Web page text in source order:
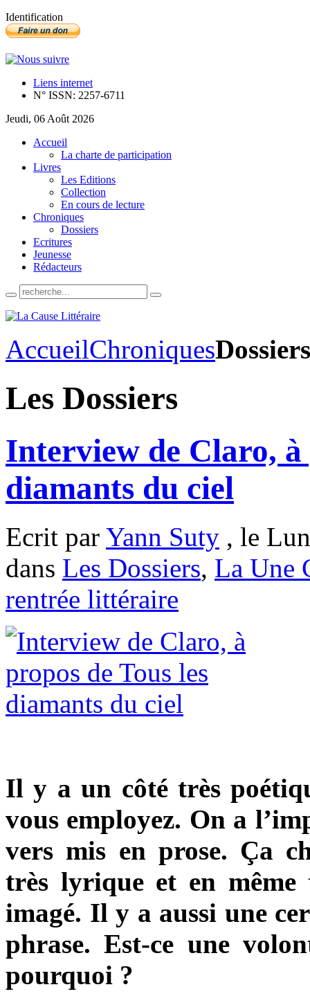
Identification
Liens internet
N° ISSN: 2257-6711
Jeudi, 06 Août 2026
Accueil
La charte de participation
Livres
Les Editions
Collection
En cours de lecture
Chroniques
Dossiers
Ecritures
Jeunesse
Rédacteurs
AccueilChroniquesDossiers
Les Dossiers
Interview de Claro, à
diamants du ciel
Ecrit par Yann Suty , le
dans Les Dossiers, La Une
rentrée littéraire
Il y a un côté très
vous employez. On a
vers mis en prose. Ça
très lyrique et en même
imagé. Il y a aussi une
phrase. Est-ce une
pourquoi ?